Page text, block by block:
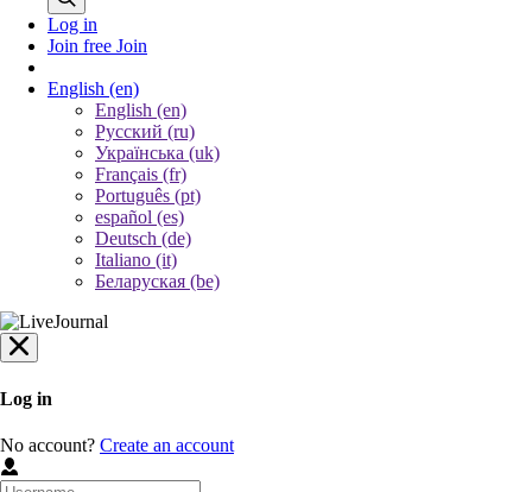
Log in
Join free Join
English (en)
English (en)
Русский (ru)
Українська (uk)
Français (fr)
Português (pt)
español (es)
Deutsch (de)
Italiano (it)
Беларуская (be)
Log in
No account? Create an account